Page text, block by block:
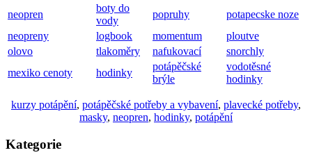
neopren
boty do
vody
popruhy
potapecske noze
neopreny
logbook momentum
ploutve
olovo
tlakoměry nafukovací
snorchly
mexiko cenoty
hodinky
potápěčské
brýle
vodotěsné
hodinky
kurzy potápění, potápěčské potřeby a vybavení, plavecké potřeby,
masky, neopren, hodinky, potápění
Kategorie